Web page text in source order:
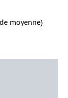
moyenne)